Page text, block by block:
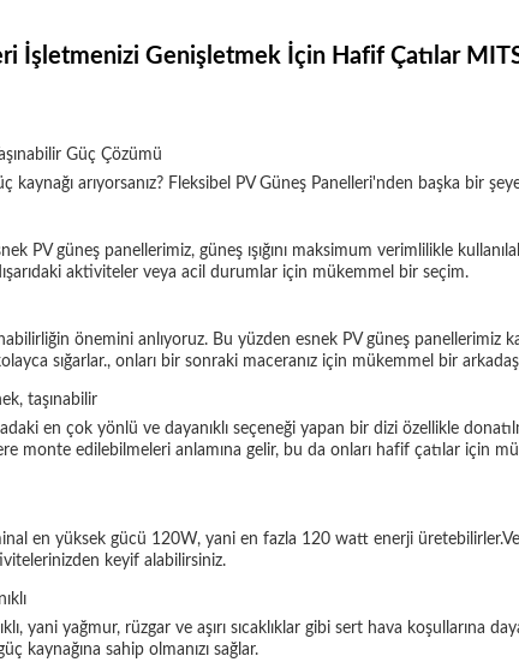
İşletmenizi Genişletmek İçin Hafif Çatılar
Güç Çözümü
arıyorsanız? Fleksibel PV Güneş Panelleri'nden başka bir
PV güneş panellerimiz, güneş ışığını maksimum verimlilikle
aktiviteler veya acil durumlar için mükemmel bir seçim.
önemini anlıyoruz. Bu yüzden esnek PV güneş panellerimiz
sığarlar., onları bir sonraki maceranız için mükemmel bir
taşınabilir
en çok yönlü ve dayanıklı seçeneği yapan bir dizi özellikle
monte edilebilmeleri anlamına gelir, bu da onları hafif çatılar için
en yüksek gücü 120W, yani en fazla 120 watt enerji
keyif alabilirsiniz.
yani yağmur, rüzgar ve aşırı sıcaklıklar gibi sert hava koşullarına
kaynağına sahip olmanızı sağlar.